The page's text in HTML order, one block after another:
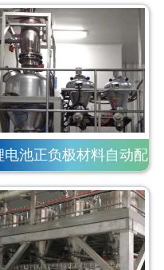
电池正负极材料自动配
料系统